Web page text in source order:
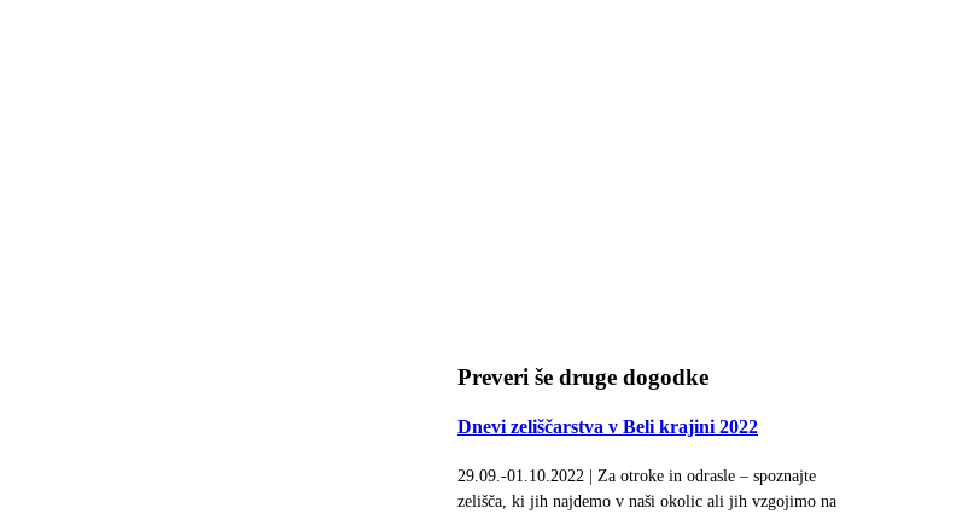
Preveri še druge dogodke
Dnevi zeliščarstva v Beli krajini 2022
29.09.-01.10.2022 | Za otroke in odrasle – spoznajte
zelišča, ki jih najdemo v naši okolic ali jih vzgojimo na